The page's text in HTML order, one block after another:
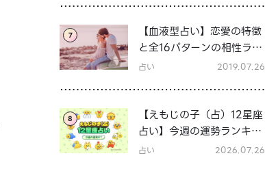
7
【血液型占い】恋愛の特徴
と全16パターンの相性ラン
キング＆シーン別の恋テク
占い 2019.07.26
8
【えもじの子（占）12星座
占い】今週の運勢ランキン
グ！7月27日～8月2日の運
占い 2026.07.26